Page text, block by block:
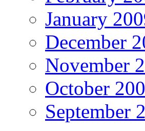
January
December
November
October
September